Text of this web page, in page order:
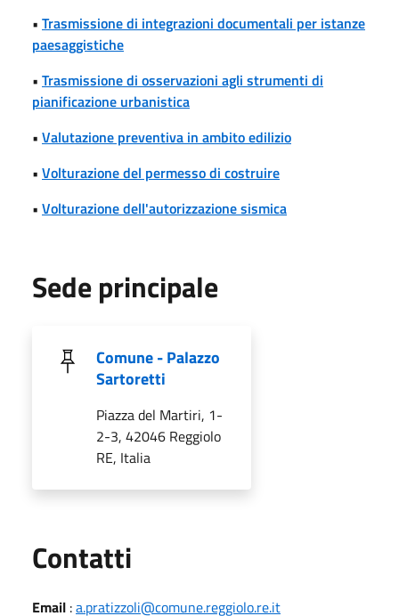
• Trasmissione di integrazioni documentali per istanze
paesaggistiche
• Trasmissione di osservazioni agli strumenti di
pianificazione urbanistica
• Valutazione preventiva in ambito edilizio
• Volturazione del permesso di costruire
• Volturazione dell'autorizzazione sismica
Sede principale
Comune - Palazzo
Sartoretti
Piazza del Martiri, 1-
2-3, 42046 Reggiolo
RE, Italia
Contatti
Email :a.pratizzoli@comune.reggiolo.re.it